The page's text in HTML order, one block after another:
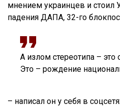
мнением украинцев и стоил
падения ДАПА, 32-го
А излом стереотипа – это
Это – рождение
– написал он у себя в